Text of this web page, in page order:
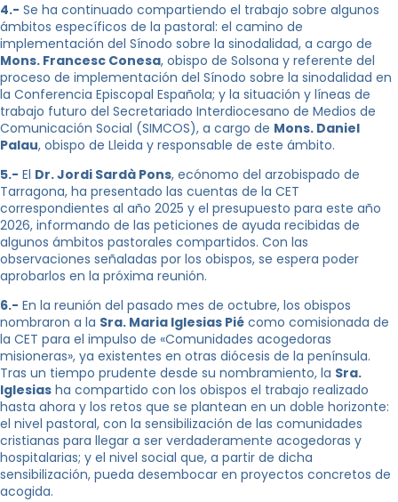
4.- Se ha continuado compartiendo el trabajo sobre algunos
ámbitos específicos de la pastoral: el camino de
implementación del Sínodo sobre la sinodalidad, a cargo de
Mons. Francesc Conesa, obispo de Solsona y referente del
proceso de implementación del Sínodo sobre la sinodalidad en
la Conferencia Episcopal Española; y la situación y líneas de
trabajo futuro del Secretariado Interdiocesano de Medios de
Comunicación Social (SIMCOS), a cargo de Mons. Daniel
Palau, obispo de Lleida y responsable de este ámbito.
5.- El Dr. Jordi Sardà Pons, ecónomo del arzobispado de
Tarragona, ha presentado las cuentas de la CET
correspondientes al año 2025 y el presupuesto para este año
2026, informando de las peticiones de ayuda recibidas de
algunos ámbitos pastorales compartidos. Con las
observaciones señaladas por los obispos, se espera poder
aprobarlos en la próxima reunión.
6.- En la reunión del pasado mes de octubre, los obispos
nombraron a la Sra. Maria Iglesias Pié como comisionada de
la CET para el impulso de «Comunidades acogedoras
misioneras», ya existentes en otras diócesis de la península.
Tras un tiempo prudente desde su nombramiento, la Sra.
Iglesias ha compartido con los obispos el trabajo realizado
hasta ahora y los retos que se plantean en un doble horizonte:
el nivel pastoral, con la sensibilización de las comunidades
cristianas para llegar a ser verdaderamente acogedoras y
hospitalarias; y el nivel social que, a partir de dicha
sensibilización, pueda desembocar en proyectos concretos de
acogida.